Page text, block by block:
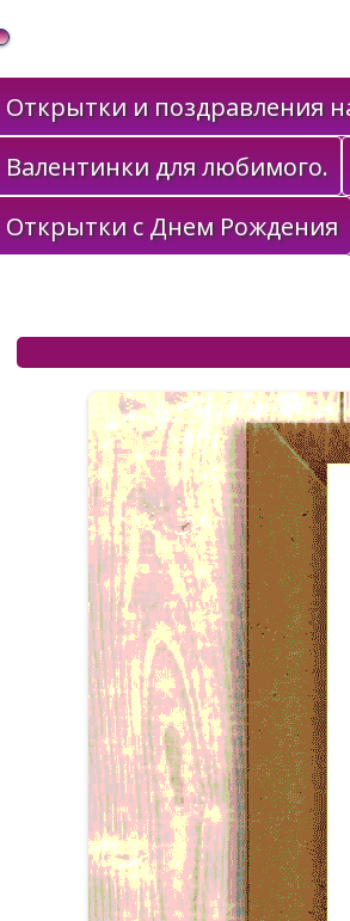
Gif Открытки в подарок
Открытки и поздравления
Валентинки для любимого.
Открытки с Днем Рождения